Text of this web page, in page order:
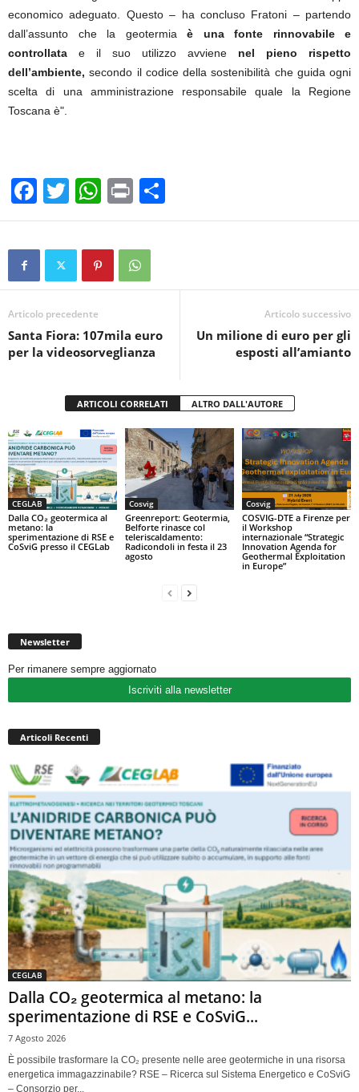
economico adeguato. Questo – ha concluso Fratoni – partendo
dall’assunto che la geotermia è una fonte rinnovabile e
controllata e il suo utilizzo avviene nel pieno rispetto
dell’ambiente, secondo il codice della sostenibilità che guida ogni
scelta di una amministrazione responsabile quale la Regione
Toscana è".
F
a
c
b
o
o
T
wi
tt
W
h
at
s
A
p
Pr
in
t
o
vi
Articolo precedente
Santa Fiora: 107mila euro
per la videosorveglianza
Articolo successivo
​Un milione di euro per gli
esposti all’amianto
ARTICOLI CORRELATI ALTRO DALL'AUTORE
CEGLAB
Dalla CO₂ geotermica al
metano: la
sperimentazione di RSE e
CoSviG presso il CEGLab
Cosvig
Greenreport: Geotermia,
Belforte rinasce col
teleriscaldamento:
Radicondoli in festa il 23
agosto
Cosvig
COSVIG-DTE a Firenze per
il Workshop
internazionale “Strategic
Innovation Agenda for
Geothermal Exploitation
in Europe”
Newsletter
Per rimanere sempre aggiornato
Iscriviti alla newsletter
Articoli Recenti
CEGLAB
Dalla CO₂ geotermica al metano: la
sperimentazione di RSE e CoSviG...
7 Agosto 2026
È possibile trasformare la CO₂ presente nelle aree geotermiche in una risorsa
energetica immagazzinabile? RSE – Ricerca sul Sistema Energetico e CoSviG
– Consorzio per...